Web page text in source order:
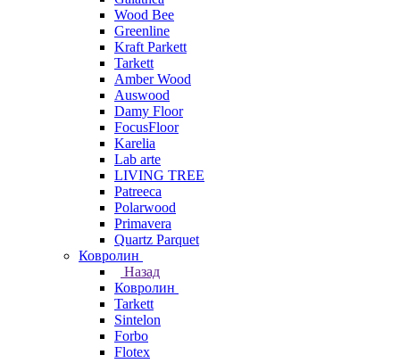
Wood Bee
Greenline
Kraft Parkett
Tarkett
Amber Wood
Auswood
Damy Floor
FocusFloor
Karelia
Lab arte
LIVING TREE
Patreeca
Polarwood
Primavera
Quartz Parquet
Ковролин
Назад
Ковролин
Tarkett
Sintelon
Forbo
Flotex